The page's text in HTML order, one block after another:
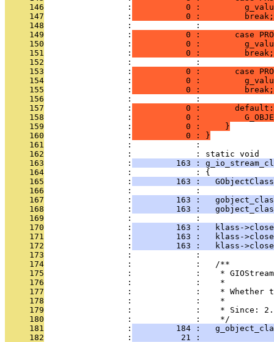
     146
                 :
0 :
     147
                 :
           0 :         break;
     148
                 :             :
     149
                 :
0 :       case
     150
                 :
0 :
     151
                 :
           0 :         break;
     152
                 :             :
     153
                 :
0 :       case
     154
                 :
0 :
     155
                 :
           0 :         break;
     156
                 :             :
     157
                 :
           0 :       default:
     158
                 :
0 :
     159
                 :
           0 :     }
     160
                 :
           0 : }
     161
                 :             :
     162
                 :             : static void
     163
                 :
163 :
     164
                 :             : {
     165
                 :
163 :
     166
                 :             :
     167
                 :
163 :
     168
                 :
163 :
     169
                 :             :
     170
                 :
163 :   klass-
     171
                 :
163 :   klass-
     172
                 :
163 :   klass-
     173
                 :             :
     174
                 :             :   /**
     175
:             :    *
     176
                 :             :    *
     177
:             :    * Whether
     178
                 :             :    *
     179
:             :    * Since:
     180
                 :             :    */
     181
                 :
184 :
     182
                 :
21 :